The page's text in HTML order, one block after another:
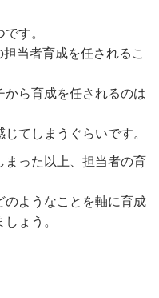
す。
当者育成を任されるこ
から育成を任されるのは
てしまうぐらいです。
まった以上、担当者の育
のようなことを軸に育成
ょう。